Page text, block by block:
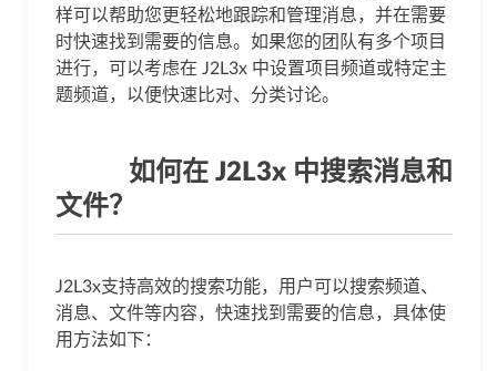
样可以帮助您更轻松地跟踪和管理消息，并在需要
时快速找到需要的信息。如果您的团队有多个项目
进行，可以考虑在 J2L3x 中设置项目频道或特定主
题频道，以便快速比对、分类讨论。
如何在 J2L3x 中搜索消息和
文件？
J2L3x支持高效的搜索功能，用户可以搜索频道、
消息、文件等内容，快速找到需要的信息，具体使
用方法如下：